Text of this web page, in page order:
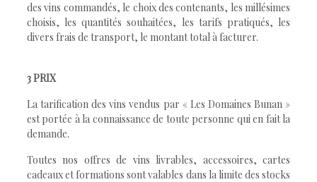
des vins commandés, le choix des contenants, les millésimes
choisis, les quantités souhaitées, les tarifs pratiqués, les
divers frais de transport, le montant total à facturer.
3 PRIX
La tarification des vins vendus par « Les Domaines Bunan »
est portée à la connaissance de toute personne qui en fait la
demande.
Toutes nos offres de vins livrables, accessoires, cartes
cadeaux et formations sont valables dans la limite des stocks